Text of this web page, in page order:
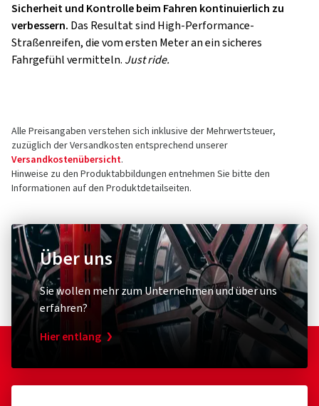
Sicherheit und Kontrolle beim Fahren kontinuierlich zu
verbessern. Das Resultat sind High-Performance-
Straßenreifen, die vom ersten Meter an ein sicheres
Fahrgefühl vermitteln. Just ride.
Alle Preisangaben verstehen sich inklusive der Mehrwertsteuer,
zuzüglich der Versandkosten entsprechend unserer
Versandkostenübersicht.
Hinweise zu den Produktabbildungen entnehmen Sie bitte den
Informationen auf den Produktdetailseiten.
Über uns
Sie wollen mehr zum Unternehmen und über uns
erfahren?
Hier entlang